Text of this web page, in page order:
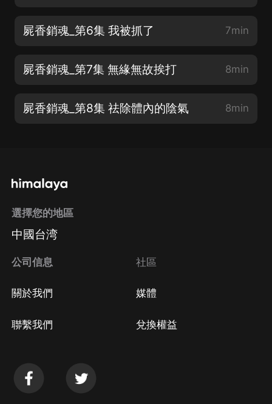
屍香銷魂_第6集 我被抓了 7min
屍香銷魂_第7集 無緣無故挨打 8min
屍香銷魂_第8集 祛除體內的陰氣 8min
選擇您的地區
中國台湾
公司信息
關於我們
聯繫我們
社區
媒體
兌換權益